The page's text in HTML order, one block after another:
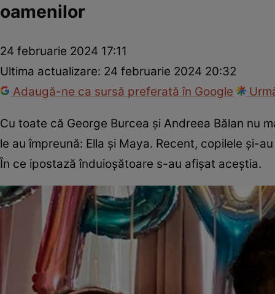
oamenilor
24 februarie 2024 17:11
Ultima actualizare: 24 februarie 2024 20:32
Adaugă-ne ca sursă preferată în Google
Cu toate că George Burcea și Andreea Bălan nu
le au împreună: Ella și Maya. Recent, copilele și-
În ce ipostază înduioșătoare s-au afișat aceștia.